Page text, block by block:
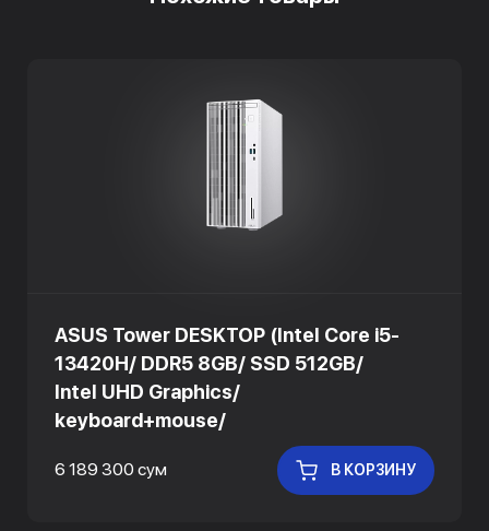
ASUS Tower DESKTOP (Intel Core i5-
13420H/ DDR5 8GB/ SSD 512GB/
Intel UHD Graphics/
keyboard+mouse/
6 189 300 сум В КОРЗИНУ